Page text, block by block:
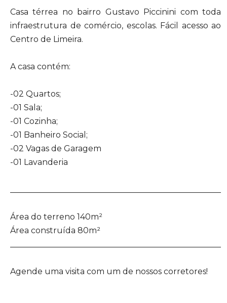
Casa térrea no bairro Gustavo Piccinini com toda
infraestrutura de comércio, escolas. Fácil acesso ao
Centro de Limeira.
A casa contém:
-02 Quartos;
-01 Sala;
-01 Cozinha;
-01 Banheiro Social;
-02 Vagas de Garagem
-01 Lavanderia
Área do terreno 140m²
Área construída 80m²
Agende uma visita com um de nossos corretores!